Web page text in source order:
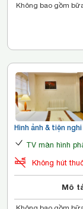
Không bao gồm
Hình ảnh & tiện nghi
TV màn hình
Không hút
Mô